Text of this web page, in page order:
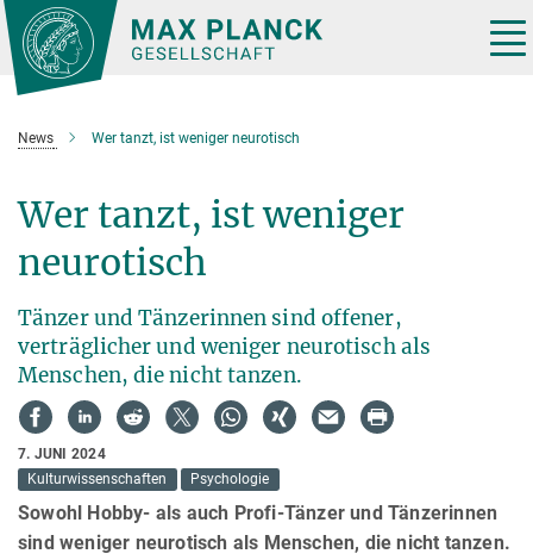
Hauptinhalt
News Wer tanzt, ist weniger neurotisch
Wer tanzt, ist weniger
neurotisch
Tänzer und Tänzerinnen sind offener,
verträglicher und weniger neurotisch als
Menschen, die nicht tanzen.
7. JUNI 2024
Kulturwissenschaften
Psychologie
Sowohl Hobby- als auch Profi-Tänzer und Tänzerinnen
sind weniger neurotisch als Menschen, die nicht tanzen.